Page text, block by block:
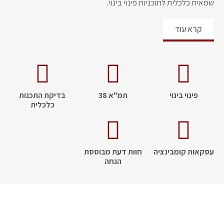
שמאית כלכלית לתוכניות פינוי בינוי.​
קרא עוד
פינוי בינוי
עסקאות קומבינציה
תמ"א 38
חוות דעת מבוססת
הנחה
בדיקת התכנות
כלכלית